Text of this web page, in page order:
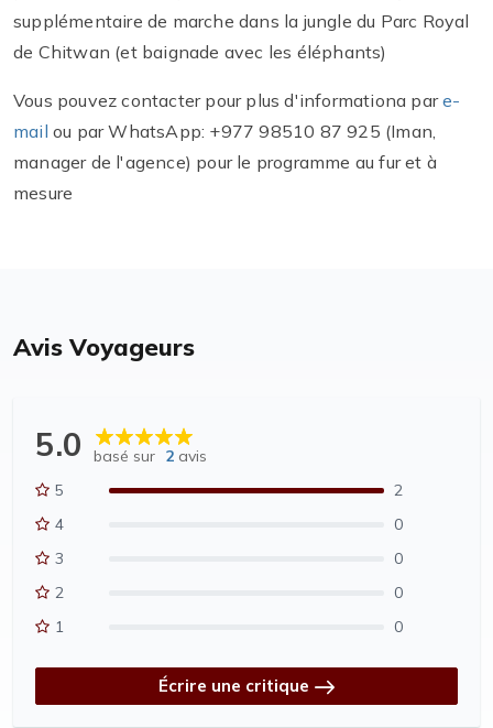
supplémentaire de marche dans la jungle du Parc Royal
de Chitwan (et baignade avec les éléphants)
Vous pouvez contacter pour plus d'informationa pare-
mail ou par WhatsApp: +977 98510 87 925 (Iman,
manager de l'agence) pour le programme au fur et à
mesure
Avis Voyageurs
5.0 basé sur 2 avis
5
2
4
0
3
0
2
0
1
0
Écrire une critique